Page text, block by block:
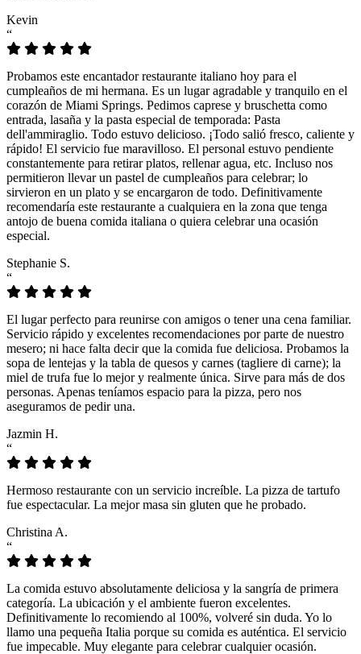
Kevin
“
Probamos este encantador restaurante italiano hoy para el
cumpleaños de mi hermana. Es un lugar agradable y tranquilo en el
corazón de Miami Springs. Pedimos caprese y bruschetta como
entrada, lasaña y la pasta especial de temporada: Pasta
dell'ammiraglio. Todo estuvo delicioso. ¡Todo salió fresco, caliente y
rápido! El servicio fue maravilloso. El personal estuvo pendiente
constantemente para retirar platos, rellenar agua, etc. Incluso nos
permitieron llevar un pastel de cumpleaños para celebrar; lo
sirvieron en un plato y se encargaron de todo. Definitivamente
recomendaría este restaurante a cualquiera en la zona que tenga
antojo de buena comida italiana o quiera celebrar una ocasión
especial.
Stephanie S.
“
El lugar perfecto para reunirse con amigos o tener una cena familiar.
Servicio rápido y excelentes recomendaciones por parte de nuestro
mesero; ni hace falta decir que la comida fue deliciosa. Probamos la
sopa de lentejas y la tabla de quesos y carnes (tagliere di carne); la
miel de trufa fue lo mejor y realmente única. Sirve para más de dos
personas. Apenas teníamos espacio para la pizza, pero nos
aseguramos de pedir una.
Jazmin H.
“
Hermoso restaurante con un servicio increíble. La pizza de tartufo
fue espectacular. La mejor masa sin gluten que he probado.
Christina A.
“
La comida estuvo absolutamente deliciosa y la sangría de primera
categoría. La ubicación y el ambiente fueron excelentes.
Definitivamente lo recomiendo al 100%, volveré sin duda. Yo lo
llamo una pequeña Italia porque su comida es auténtica. El servicio
fue impecable. Muy elegante para celebrar cualquier ocasión.